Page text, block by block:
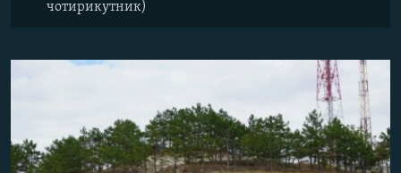
чотирикутник)